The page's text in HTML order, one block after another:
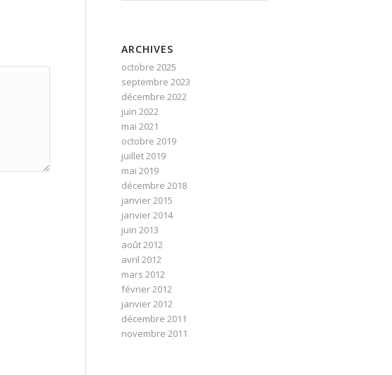
ARCHIVES
octobre 2025
septembre 2023
décembre 2022
juin 2022
mai 2021
octobre 2019
juillet 2019
mai 2019
décembre 2018
janvier 2015
janvier 2014
juin 2013
août 2012
avril 2012
mars 2012
février 2012
janvier 2012
décembre 2011
novembre 2011